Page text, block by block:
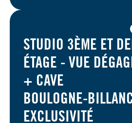
STUDIO 3ÈME ET
ÉTAGE - VUE
+ CAVE
BOULOGNE-
EXCLUSIVITÉ